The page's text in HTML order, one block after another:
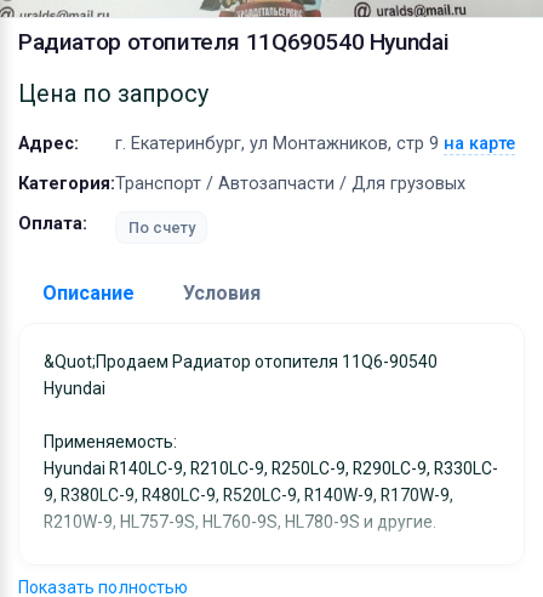
Радиатор отопителя 11Q690540 Hyundai
Цена по запросу
Адрес: г. Екатеринбург, ул Монтажников, стр 9 на карте
Категория:Транспорт / Автозапчасти / Для грузовых
Оплата:
По счету
Описание Условия
&quot;Продаем Радиатор отопителя 11Q6-90540
Hyundai
Применяемость:
Hyundai R140LC-9, R210LC-9, R250LC-9, R290LC-9, R330LC-
9, R380LC-9, R480LC-9, R520LC-9, R140W-9, R170W-9,
R210W-9, HL757-9S, HL760-9S, HL780-9S и другие.
Показать полностью
Доставка:
Условия и гарантии:
Отправка товара осуществляется в течение 2-х
после получения оплаты и отправляются через UPS
без обязательной подписи. При выборе доставки
Животные
Оборудование
Материалы